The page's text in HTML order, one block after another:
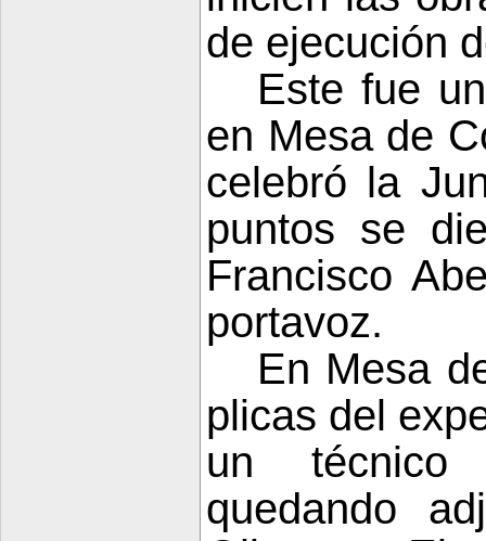
de ejecución
Este fue
en Mesa de
celebró la
puntos se
Francisco
portavoz.
En Mesa
plicas del
un técnico
quedando